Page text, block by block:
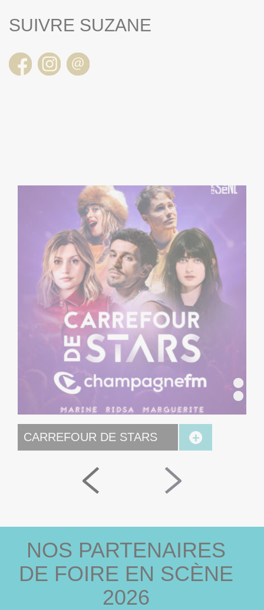
SUIVRE SUZANE
CARREFOUR DE STARS
NOS PARTENAIRES
DE FOIRE EN SCÈNE
2026